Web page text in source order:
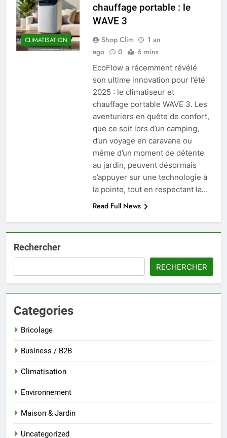
CLIMATISATION
chauffage portable : le
WAVE 3
Shop Clim
1 an
ago
0 6 mins
EcoFlow a récemment révélé
son ultime innovation pour l’été
2025 : le climatiseur et
chauffage portable WAVE 3. Les
aventuriers en quête de confort,
que ce soit lors d’un camping,
d’un voyage en caravane ou
même d’un moment de détente
au jardin, peuvent désormais
s’appuyer sur une technologie à
la pointe, tout en respectant la…
Read Full News
Rechercher
RECHERCHER
Categories
Bricolage
Business / B2B
Climatisation
Environnement
Maison & Jardin
Uncategorized